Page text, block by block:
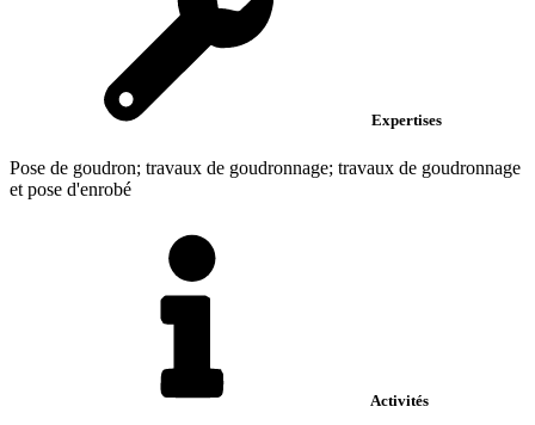
Expertises
Pose de goudron; travaux de goudronnage; travaux de goudronnage
et pose d'enrobé
Activités